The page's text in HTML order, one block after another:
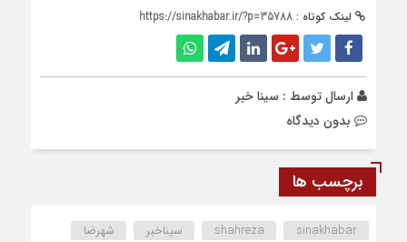
لینک کوتاه : https://sinakhabar.ir/?p=35788
ارسال توسط : سینا خبر
بدون دیدگاه
برچسب ها
shahreza sinakhabar سیناخبر شهرضا